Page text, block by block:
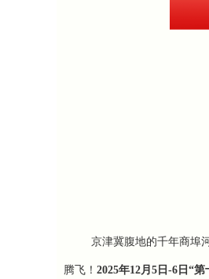
京津冀腹地的千年商埠
腾飞！ 2025年12月5日-6日“